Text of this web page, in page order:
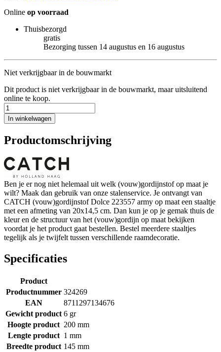
Online op voorraad
Thuisbezorgd
gratis
Bezorging tussen 14 augustus en 16 augustus
Niet verkrijgbaar in de bouwmarkt
Dit product is niet verkrijgbaar in de bouwmarkt, maar uitsluitend
online te koop.
In winkelwagen
Productomschrijving
Ben je er nog niet helemaal uit welk (vouw)gordijnstof op maat je
wilt? Maak dan gebruik van onze stalenservice. Je ontvangt van
CATCH (vouw)gordijnstof Dolce 223557 army op maat een staaltje
met een afmeting van 20x14,5 cm. Dan kun je op je gemak thuis de
kleur en de structuur van het (vouw)gordijn op maat bekijken
voordat je het product gaat bestellen. Bestel meerdere staaltjes
tegelijk als je twijfelt tussen verschillende raamdecoratie.
Specificaties
Product
Productnummer 324269
EAN
8711297134676
Gewicht product 6 gr
Hoogte product 200 mm
Lengte product 1 mm
Breedte product 145 mm